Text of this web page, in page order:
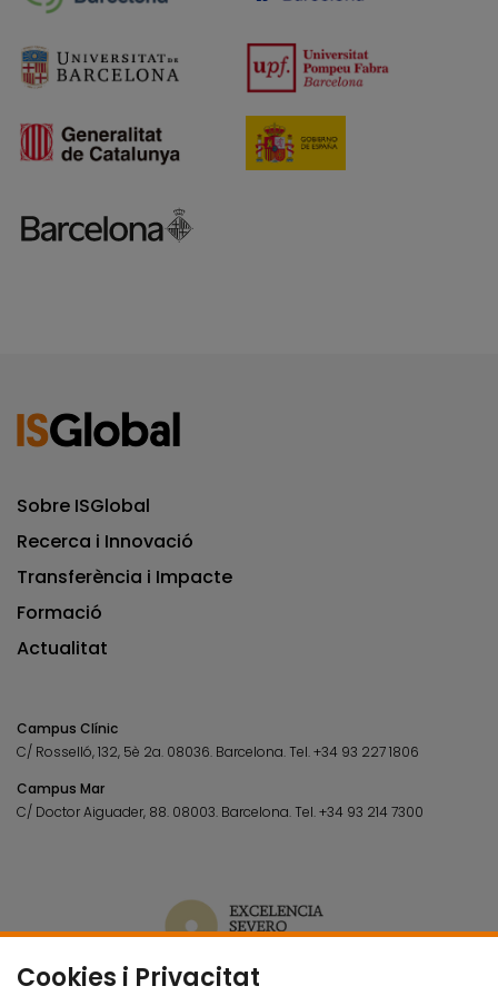
Cookies i Privacitat
Sobre ISGlobal
Recerca i Innovació
Transferència i Impacte
Formació
Actualitat
Campus Clínic
C/ Rosselló, 132, 5è 2a. 08036. Barcelona.Tel.+34 93 227 1806
Campus Mar
C/ Doctor Aiguader, 88. 08003. Barcelona.Tel.+34 93 214 7300